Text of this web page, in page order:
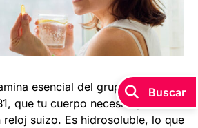
esencial del grupo B,
que tu cuerpo necesita para
suizo. Es hidrosoluble, lo que